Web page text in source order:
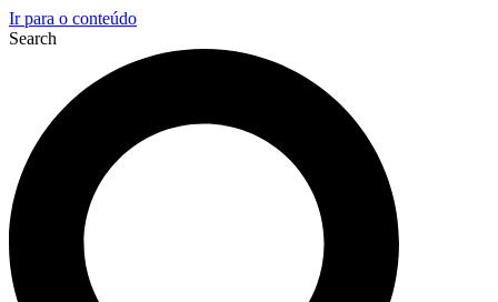
Ir para o conteúdo
Search